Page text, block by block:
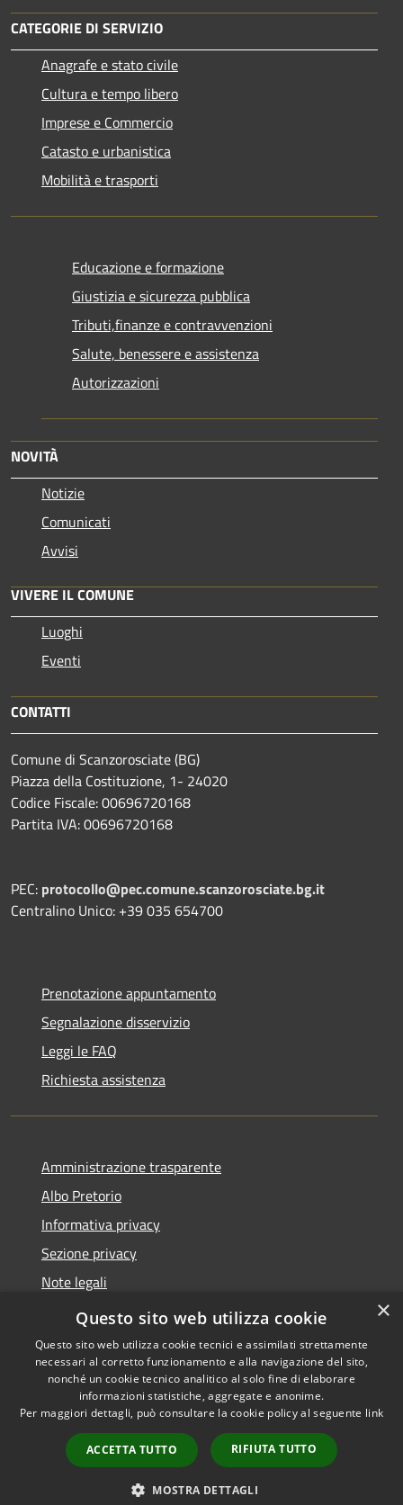
CATEGORIE DI SERVIZIO
Anagrafe e stato civile
Cultura e tempo libero
Imprese e Commercio
Catasto e urbanistica
Mobilità e trasporti
Educazione e formazione
Giustizia e sicurezza pubblica
Tributi,finanze e contravvenzioni
Salute, benessere e assistenza
Autorizzazioni
NOVITÀ
Notizie
Comunicati
Avvisi
VIVERE IL COMUNE
Luoghi
Eventi
CONTATTI
Comune di Scanzorosciate (BG)
Piazza della Costituzione, 1- 24020
Codice Fiscale: 00696720168
Partita IVA: 00696720168
PEC: protocollo@pec.comune.scanzorosciate.bg.it
Centralino Unico: +39 035 654700
Prenotazione appuntamento
Segnalazione disservizio
Leggi le FAQ
Richiesta assistenza
Amministrazione trasparente
Albo Pretorio
Informativa privacy
Sezione privacy
Note legali
Dichiarazione di accessibilità
Accessibilità
Copyright © 2026 • Comune di
Scanzorosciate • Powered by
Municipium•
Accesso
redazione
×
Questo sito web utilizza cookie
Questo sito web utilizza cookie tecnici e assimilati strettamente
necessari al corretto funzionamento e alla navigazione del sito,
nonché un cookie tecnico analitico al solo fine di elaborare
informazioni statistiche, aggregate e anonime.
Per maggiori dettagli, può consultare la cookie policy al seguente link
ACCETTA TUTTO RIFIUTA TUTTO
MOSTRA DETTAGLI